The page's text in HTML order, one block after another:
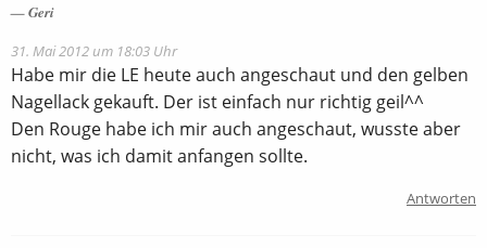
Geri
31. Mai 2012 um 18:03 Uhr
Habe mir die LE heute auch angeschaut und den gelben
Nagellack gekauft. Der ist einfach nur richtig geil^^
Den Rouge habe ich mir auch angeschaut, wusste aber
nicht, was ich damit anfangen sollte.
Antworten